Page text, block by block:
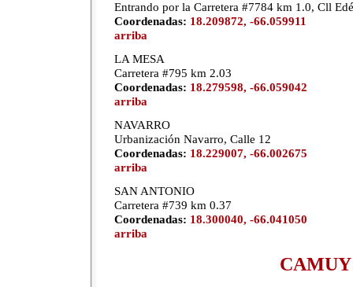
Entrando por la Carretera #7784 km 1.0, Cll
Coordenadas: 18.209872, -66.059911
arriba
LA MESA
Carretera #795 km 2.03
Coordenadas: 18.279598, -66.059042
arriba
NAVARRO
Urbanización Navarro, Calle 12
Coordenadas: 18.229007, -66.002675
arriba
SAN ANTONIO
Carretera #739 km 0.37
Coordenadas: 18.300040, -66.041050
arriba
CAMUY